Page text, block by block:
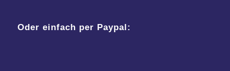
Oder einfach per Paypal: